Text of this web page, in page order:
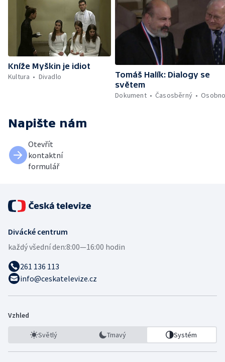
Kníže Myškin je idiot
Kultura
Divadlo
Tomáš Halík: Dialogy se
světem
Dokument
Časosběrný
Napište nám
Otevřít
kontaktní
formulář
Divácké centrum
každý všední den:8:00—16:00 hodin
261 136 113
info@ceskatelevize.cz
Vzhled
Světlý Tmavý Systém